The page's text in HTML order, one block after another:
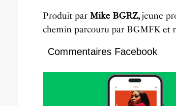
Produit parMike BGRZ,jeune
chemin parcouru par BGMFK et
Commentaires Facebook